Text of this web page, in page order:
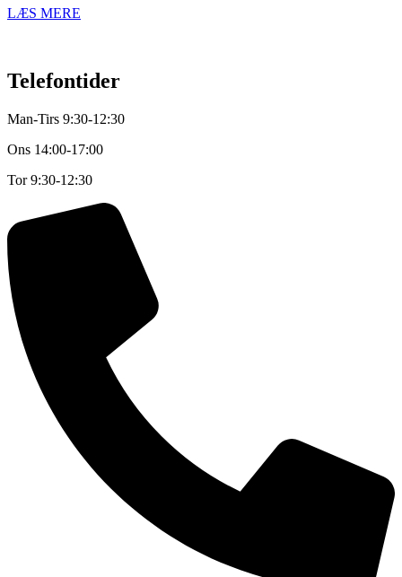
LÆS MERE
Telefontider
Man-Tirs 9:30-12:30
Ons 14:00-17:00
Tor9:30-12:30